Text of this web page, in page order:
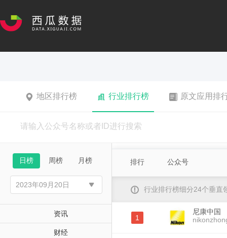
地区排行榜 行业排行榜 原文应用排
日榜 周榜 月榜
资讯
财经
排行 公众号
行业排行榜细分24个垂直
1
尼康中国